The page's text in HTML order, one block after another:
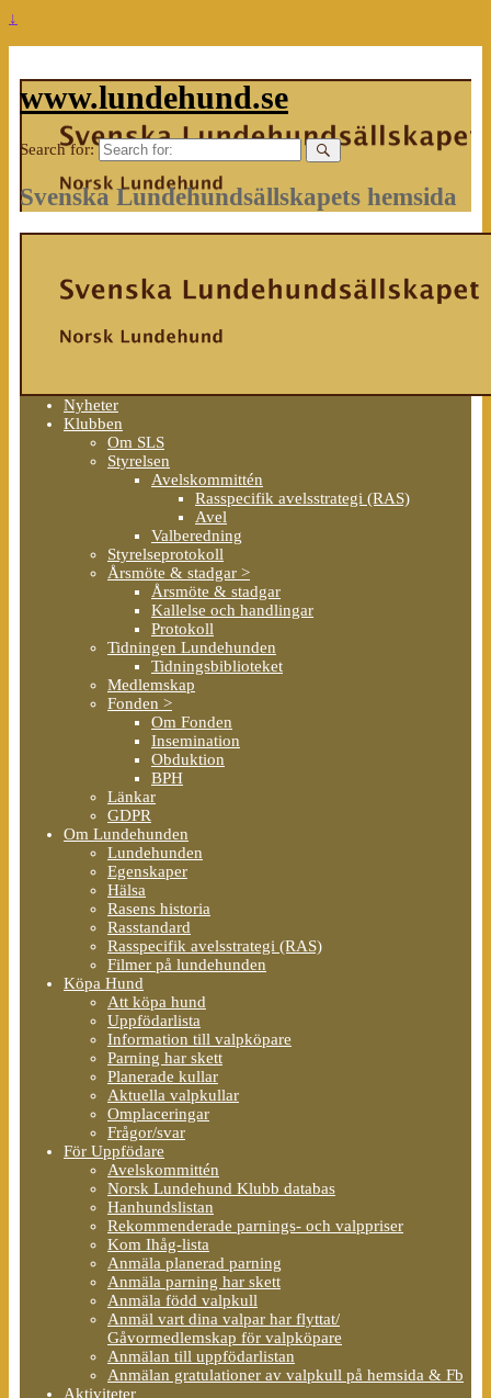
↓
www.lundehund.se
Search for:
Svenska Lundehundsällskapets hemsida
Nyheter
Klubben
Om SLS
Styrelsen
Avelskommittén
Rasspecifik avelsstrategi (RAS)
Avel
Valberedning
Styrelseprotokoll
Årsmöte & stadgar >
Årsmöte & stadgar
Kallelse och handlingar
Protokoll
Tidningen Lundehunden
Tidningsbiblioteket
Medlemskap
Fonden >
Om Fonden
Insemination
Obduktion
BPH
Länkar
GDPR
Om Lundehunden
Lundehunden
Egenskaper
Hälsa
Rasens historia
Rasstandard
Rasspecifik avelsstrategi (RAS)
Filmer på lundehunden
Köpa Hund
Att köpa hund
Uppfödarlista
Information till valpköpare
Parning har skett
Planerade kullar
Aktuella valpkullar
Omplaceringar
Frågor/svar
För Uppfödare
Avelskommittén
Norsk Lundehund Klubb databas
Hanhundslistan
Rekommenderade parnings- och valppriser
Kom Ihåg-lista
Anmäla planerad parning
Anmäla parning har skett
Anmäla född valpkull
Anmäl vart dina valpar har flyttat/
Gåvormedlemskap för valpköpare
Anmälan till uppfödarlistan
Anmälan gratulationer av valpkull på hemsida & Fb
Aktiviteter